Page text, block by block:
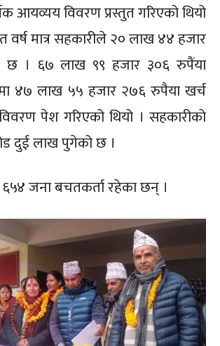
आयव्यय विवरण प्रस्तुत गरिएको थियो
मात्र सहकारीले २० लाख ४४ हजार
छ । ६७ लाख ९९ हजार ३०६ रुपैंया
४७ लाख ५५ हजार २७६ रुपैया खर्च
पेश गरिएको थियो । सहकारीको
दुई लाख पुगेको छ ।
जना बचतकर्ता रहेका छन् ।